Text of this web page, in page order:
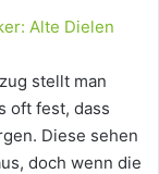
Alte Dielen
stellt man
oft fest, dass
Diese sehen
doch wenn die